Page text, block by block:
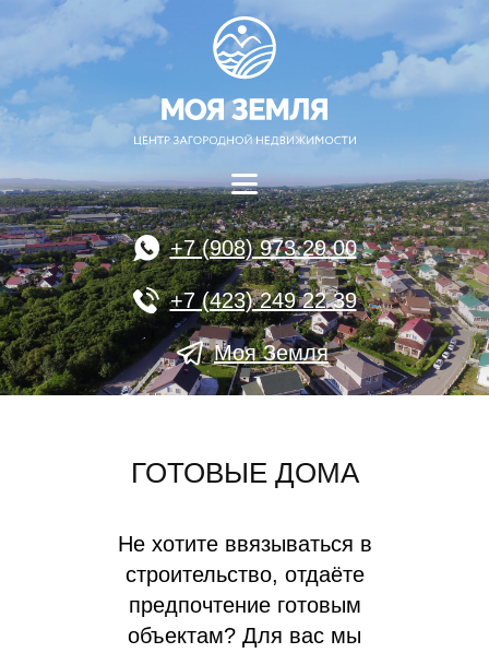
+7 (908) 973 29 00
+7 (423) 249 22 39
Моя Земля
ГОТОВЫЕ ДОМА
Не хотите ввязываться в
строительство, отдаёте
предпочтение готовым
объектам? Для вас мы